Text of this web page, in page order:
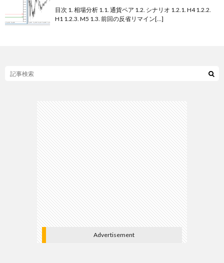
目次 1. 相場分析 1.1. 通貨ペア 1.2. シナリオ 1.2.1. H4 1.2.2.
H1 1.2.3. M5 1.3. 前回の反省リマイン[…]
Advertisement